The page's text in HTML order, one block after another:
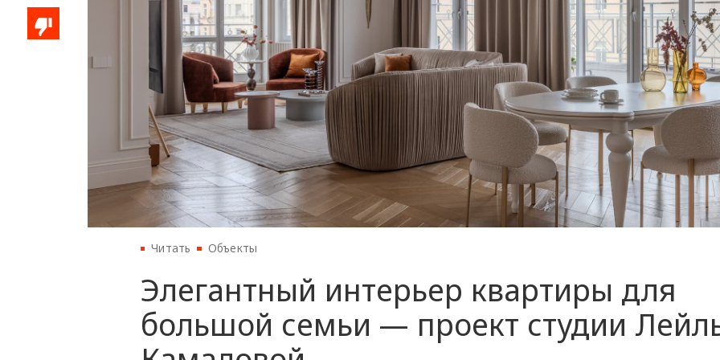
Читать Объекты
Элегантный интерьер квартиры для
большой семьи — проект студии